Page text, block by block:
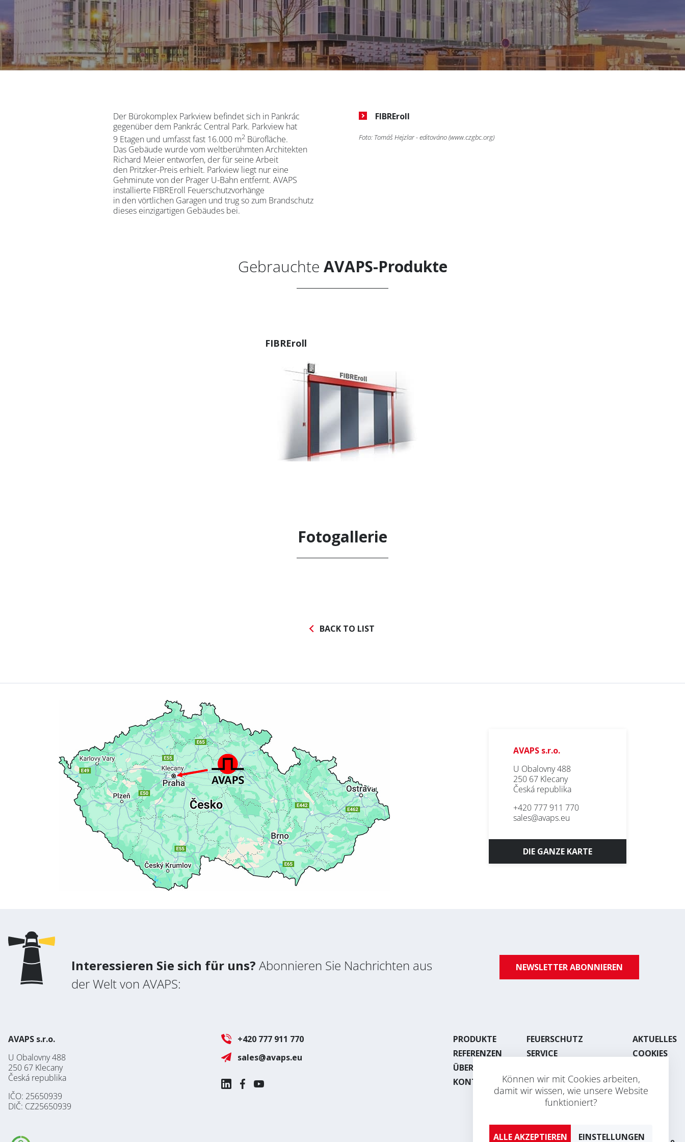
Können wir mit Cookies arbeiten,
damit wir wissen, wie unsere Website
funktioniert?
EINSTELLUNGEN
Der Bürokomplex Parkview befindet sich in Pankrác
gegenüber dem Pankrác Central Park. Parkview hat
9 Etagen und umfasst fast 16.000 m2 Bürofläche.
Das Gebäude wurde vom weltberühmten Architekten
Richard Meier entworfen, der für seine Arbeit
den Pritzker-Preis erhielt. Parkview liegt nur eine
Gehminute von der Prager U-Bahn entfernt. AVAPS
installierte FIBREroll Feuerschutzvorhänge
in den vörtlichen Garagen und trug so zum Brandschutz
dieses einzigartigen Gebäudes bei.
FIBREroll
Foto: Tomáš Hejzlar - editováno (www.czgbc.org)
Gebrauchte AVAPS-Produkte
FIBREroll
Fotogallerie
BACK TO LIST
AVAPS s.r.o.
U Obalovny 488
250 67 Klecany
Česká republika
+420 777 911 770
sales@avaps.eu
DIE GANZE KARTE
Interessieren Sie sich für uns? Abonnieren Sie Nachrichten aus
der Welt von AVAPS:
NEWSLETTER ABONNIEREN
AVAPS s.r.o.
U Obalovny 488
250 67 Klecany
Česká republika
IČO: 25650939
DIČ: CZ25650939
+420 777 911 770
sales@avaps.eu
PRODUKTE
REFERENZEN
ÜBER UNS
KONTAKT
FEUERSCHUTZ
SERVICE
BLECHBEARBEITUNG
AKTUELLES
COOKIES
Abonnieren Sie den